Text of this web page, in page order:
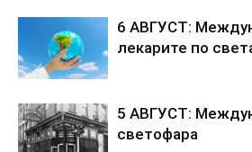
6 АВГУСТ:
лекарите по
5 АВГУСТ:
светофара